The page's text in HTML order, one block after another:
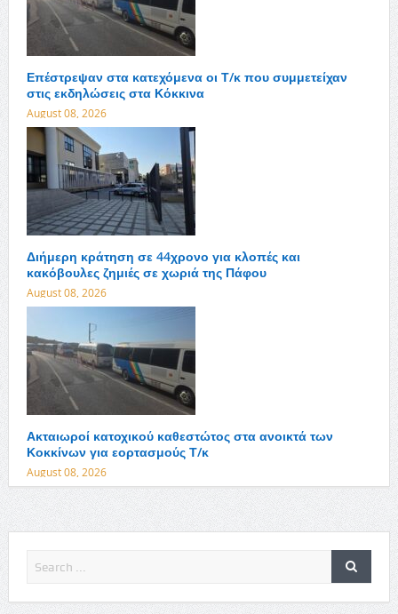
Επέστρεψαν στα κατεχόμενα οι Τ/κ που συμμετείχαν
στις εκδηλώσεις στα Κόκκινα
August 08, 2026
Διήμερη κράτηση σε 44χρονο για κλοπές και
κακόβουλες ζημιές σε χωριά της Πάφου
August 08, 2026
Ακταιωροί κατοχικού καθεστώτος στα ανοικτά των
Κοκκίνων για εορτασμούς Τ/κ
August 08, 2026